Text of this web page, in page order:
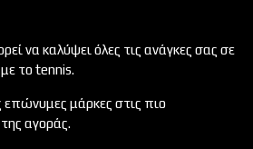
να καλύψει όλες τις ανάγκες σας σε
το tennis.
επώνυμες μάρκες στις πιο
αγοράς.